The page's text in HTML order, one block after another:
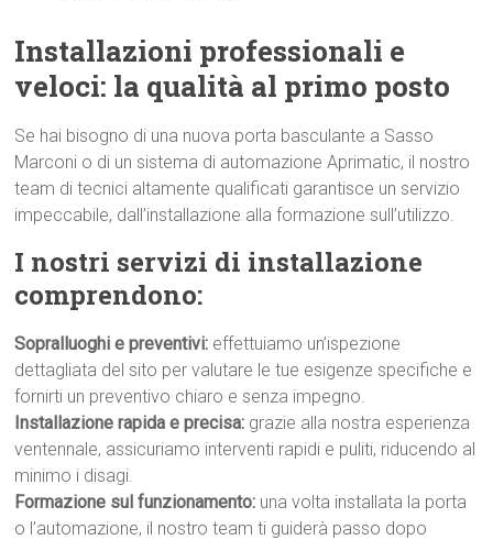
Installazioni professionali e
veloci: la qualità al primo posto
Se hai bisogno di una nuova porta basculante a Sasso
Marconi o di un sistema di automazione Aprimatic, il nostro
team di tecnici altamente qualificati garantisce un servizio
impeccabile, dall’installazione alla formazione sull’utilizzo.
I nostri servizi di installazione
comprendono:
Sopralluoghi e preventivi: effettuiamo un’ispezione
dettagliata del sito per valutare le tue esigenze specifiche e
fornirti un preventivo chiaro e senza impegno.
Installazione rapida e precisa: grazie alla nostra esperienza
ventennale, assicuriamo interventi rapidi e puliti, riducendo al
minimo i disagi.
Formazione sul funzionamento: una volta installata la porta
o l’automazione, il nostro team ti guiderà passo dopo